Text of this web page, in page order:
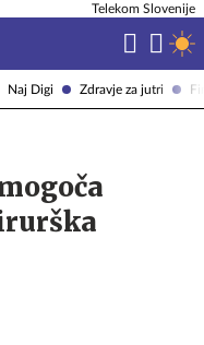
Naj Digi Zdravje za jutri
Telekom Slovenije